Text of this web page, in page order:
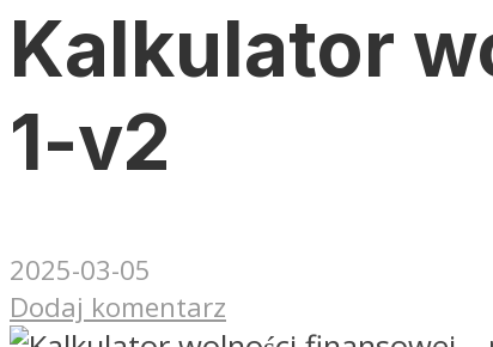
Kalkulator
1-v2
2025-03-05
Dodaj komentarz